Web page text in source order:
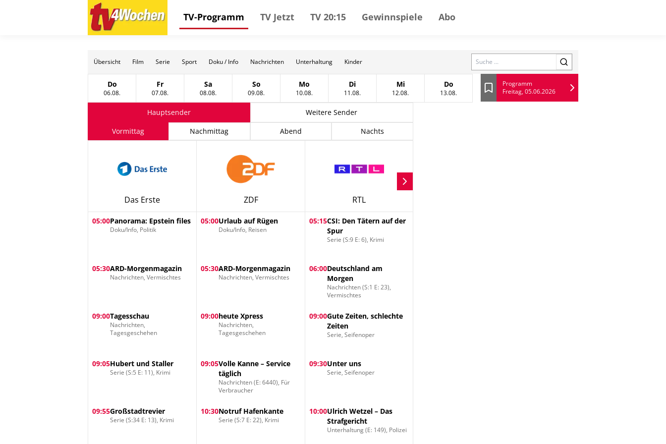
TV-Programm TV Jetzt TV 20:15 Gewinnspiele Abo
Übersicht Film Serie Sport Doku / Info Nachrichten Unterhaltung Kinder Search
Donnerstag, 06 August
Do
06.08. Freitag, 07 August
Fr
07.08. Samstag, 08 August
Sa
08.08. Sonntag, 09 August
So
09.08. Montag, 10 August
Mo
10.08. Dienstag, 11 August
Di
11.08. Mittwoch, 12 August
Mi
12.08. Donnerstag, 13 August
Do
13.08. Lesezeichen
Programm
Freitag, 05.06.2026
Hauptsender
Weitere Sender
Vormittag
Nachmittag Abend Nachts
Das Erste
05:00Panorama: Epstein files
Doku/Info, Politik
05:30ARD-Morgenmagazin
Nachrichten, Vermischtes
09:00Tagesschau
Nachrichten,
Tagesgeschehen
09:05Hubert und Staller
Serie (S:5 E: 11), Krimi
09:55Großstadtrevier
Serie (S:34 E: 13), Krimi
ZDF
05:00Urlaub auf Rügen
Doku/Info, Reisen
05:30ARD-Morgenmagazin
Nachrichten, Vermischtes
09:00heute Xpress
Nachrichten,
Tagesgeschehen
09:05Volle Kanne – Service
täglich
Nachrichten (E: 6440), Für
Verbraucher
10:30Notruf Hafenkante
Serie (S:7 E: 22), Krimi
RTL
05:15CSI: Den Tätern auf der
Spur
Serie (S:9 E: 6), Krimi
06:00Deutschland am
Morgen
Nachrichten (S:1 E: 23),
Vermischtes
09:00Gute Zeiten, schlechte
Zeiten
Serie, Seifenoper
09:30Unter uns
Serie, Seifenoper
10:00Ulrich Wetzel – Das
Strafgericht
Unterhaltung (E: 149), Polizei